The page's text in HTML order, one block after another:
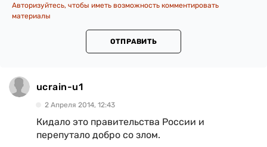
Авторизуйтесь, чтобы иметь возможность комментировать
материалы
ОТПРАВИТЬ
ucrain-u1
2 Апреля 2014, 12:43
Кидало это правительства России и
перепутало добро со злом.